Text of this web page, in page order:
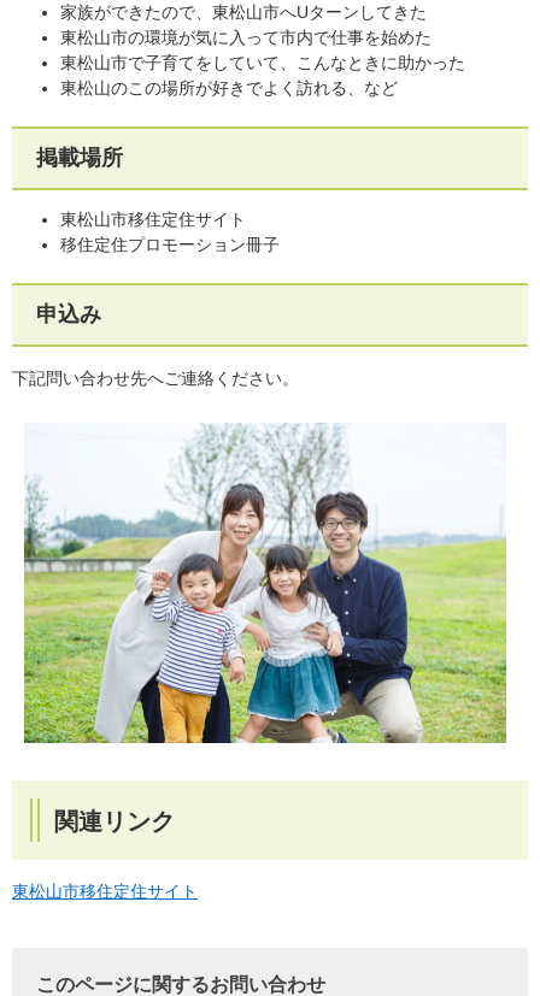
家族ができたので、東松山市へUターンしてきた
東松山市の環境が気に入って市内で仕事を始めた
東松山市で子育てをしていて、こんなときに助かった
東松山のこの場所が好きでよく訪れる、など
掲載場所
東松山市移住定住サイト
移住定住プロモーション冊子
申込み
下記問い合わせ先へご連絡ください。
関連リンク
東松山市移住定住サイト
このページに関するお問い合わせ